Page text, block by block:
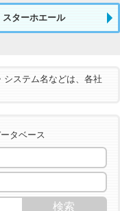
スターホエール
ステム名などは、各社
タベース